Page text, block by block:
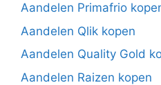
Aandelen Primafrio
Aandelen Qlik kopen
Aandelen Quality Gold
Aandelen Raizen kopen